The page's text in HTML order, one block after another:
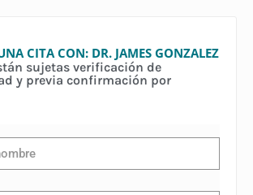
CITA CON: DR. JAMES GONZALEZ
sujetas verificación de
y previa confirmación por